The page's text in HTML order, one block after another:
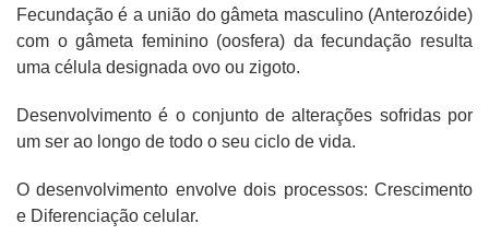
Fecundação é a união do gâmeta masculino (Anterozóide)
com o gâmeta feminino (oosfera) da fecundação resulta
uma célula designada ovo ou zigoto.
Desenvolvimento é o conjunto de alterações sofridas por
um ser ao longo de todo o seu ciclo de vida.
O desenvolvimento envolve dois processos: Crescimento
e Diferenciação celular.